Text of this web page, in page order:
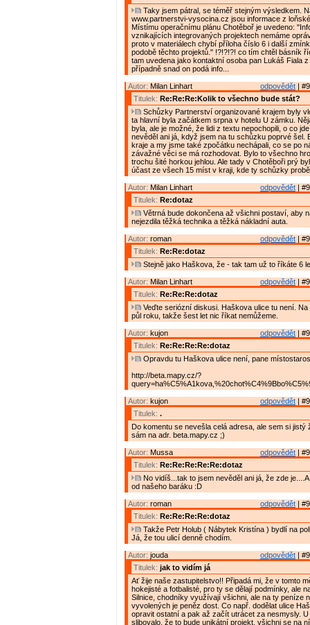
Taky jsem pátral, se téměř stejným výsledkem.
www.partnerstvi-vysocina.cz jsou informace z
Místímu operačnímu plánu Chotěboř je uvedeno:
vznikajících integrovaných projektech nemáme
proto v materiálech chybí příloha číslo 6 i další
podobě těchto projektů." !?!?!?! co tím chtěl básník
tam uvedena jako kontaktní osoba pan Lukáš Fiala
případně snad on podá info...
odpovědět |
Autor: Milan Linhart
Titulek: Re:Re:Re:Kolik to všechno bude stát?
Schůzky Partnerství organizované krajem byly
ta hlavní byla začátkem srpna v hotelu U zámku.
byla, ale je možné, že lidi z textu nepochopili, o co
nevěděl ani já, když jsem na tu schůzku poprvé šel.
kraje a my jsme také zpočátku nechápali, co se po
závažné věci se má rozhodovat. Bylo to všechno
trochu šité horkou jehlou. Ale tady v Chotěboři prý
účast ze všech 15 míst v kraji, kde ty schůzky
odpovědět |
Autor: Milan Linhart
Titulek: Re:dotaz
Větrná bude dokončena až všichni postaví, aby
nejezdila těžká technika a těžká nákladní auta.
odpovědět |
Autor: roman
Titulek: Re:Re:dotaz
Stejně jako Haškova, že - tak tam už to říkáte 6
odpovědět |
Autor: Milan Linhart
Titulek: Re:Re:Re:dotaz
Veďte seriózní diskusi. Haškova ulice tu není. Na
půl roku, takže šest let nic říkat nemůžeme.
odpovědět |
Autor: kujon
Titulek: Re:Re:Re:Re:dotaz
Opravdu tu Haškova ulice není, pane
http://beta.mapy.cz/?
odpovědět |
Autor: kujon
Titulek: .
Do komentu se nevešla celá adresa, ale sem si jistý
sám na adr. beta.mapy.cz ;)
odpovědět |
Autor: Mussa
Titulek: Re:Re:Re:Re:Re:dotaz
No vidíš...tak to jsem nevěděl ani já, že zde
od našeho baráku :D
odpovědět |
Autor: roman
Titulek: Re:Re:Re:Re:dotaz
Takže Petr Holub ( Nábytek Kristína ) bydlí na
Já, že tou ulicí denně chodím.
odpovědět |
Autor: jouda
Titulek: jak to vidím já
Ať žije naše zastupitelstvo!! Připadá mi, že v tomto
hokejisté a fotbalisté, pro ty se dělají podmínky, ale
Silnice, chodníky využívají všichni, ale na ty peníze
vyvolených je peněz dost. Co např. dodělat ulice
opravit ostatní a pak až začít utrácet za nesmysly.
slibovalo, že to bude unikátní projekt, všichni se na